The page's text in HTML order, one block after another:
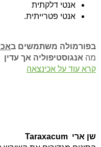
אנטי דלקתית
אנטי פטרייתית.
בפורמולה משתמשים ב
מה אנגוסטיפוליה אך עדין
קרא עוד על אכינצאה
שן ארי Taraxacum